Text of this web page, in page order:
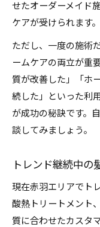
せたオーダーメイド
ケアが受けられます。
ただし、一度の施術
ームケアの両立が重
質が改善した」「ホ
続した」といった利
が成功の秘訣です。
談してみましょう。
トレンド継続中の
現在赤羽エリアでト
酸熱トリートメント
質に合わせたカスタ